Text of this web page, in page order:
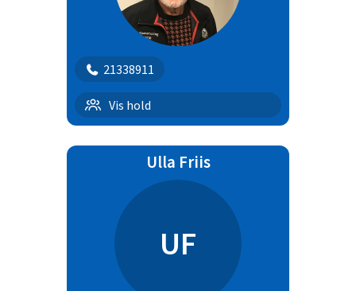
21338911
Vis hold
B/C klassen
Ulla Friis
UF